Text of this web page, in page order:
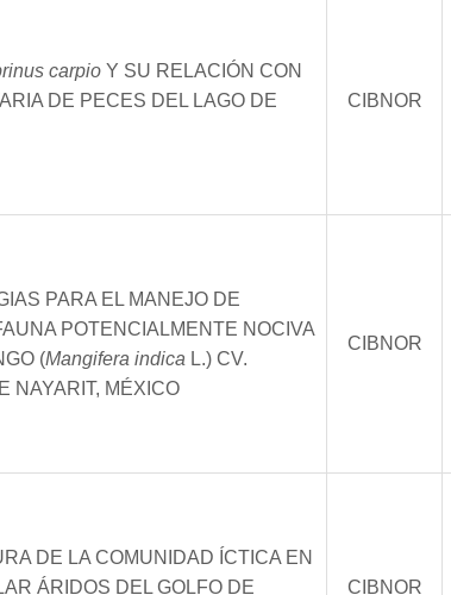
carpio Y SU RELACIÓN CON
DE PECES DEL LAGO DE
CIBNOR
PARA EL MANEJO DE
POTENCIALMENTE NOCIVA
(Mangifera indica L.) CV.
NAYARIT, MÉXICO
CIBNOR
DE LA COMUNIDAD ÍCTICA EN
ÁRIDOS DEL GOLFO DE
CIBNOR